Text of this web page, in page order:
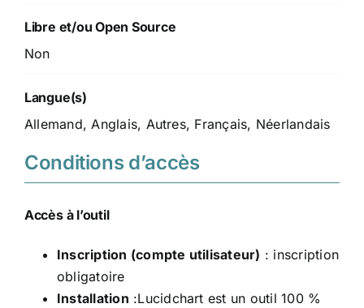
Libre et/ou Open Source
Non
Langue(s)
Allemand, Anglais, Autres, Français, Néerlandais
Conditions d’accès
Accès à l’outil
Inscription (compte utilisateur) : inscription
obligatoire
Installation :Lucidchart est un outil 100 %